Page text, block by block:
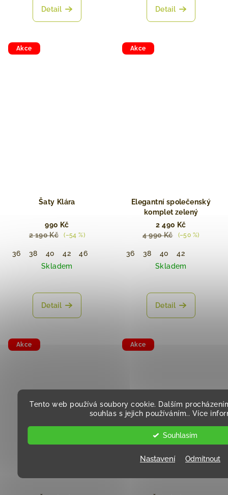
Tento web používá soubory cookie. Dalším
souhlas s jejich používáním.. Více
Souhlasím
Nastavení Odmítnout
Detail Detail
Akce
Šaty ⁠⁠Klára
990 Kč
2 190 Kč
(–54 %)
36 38 40 42
46
Skladem
Detail
Akce
Elegantní společenský
komplet zelený
2 490 Kč
4 990 Kč
(–50 %)
36 38 40
42
Skladem
Detail
Akce Akce